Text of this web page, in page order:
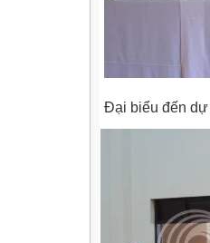
Đại biểu đến